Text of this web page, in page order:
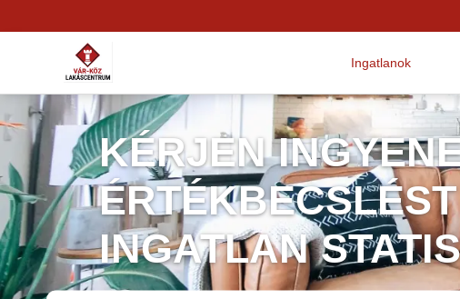
Ingatlanok
KÉRJEN
INGATLAN